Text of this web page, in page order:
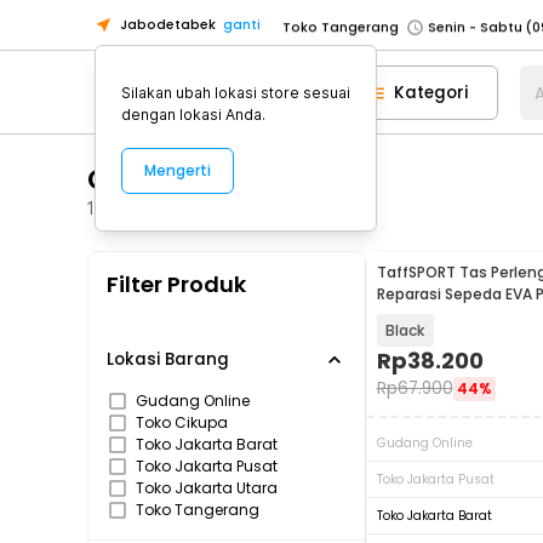
Jabodetabek ganti Toko Tangerang
Pick n Go Jakarta Barat
Senin -
Pick n Go Bekasi
Senin - Jumat
Toko Jakarta Utara
Toko Cikupa
Pick n Go Jakarta Barat
Senin -
Senin - Jumat
Senin - Jumat
Kategori
GIYO
1
Filter Produk
Lokasi Barang
Gudang Online
Toko Cikupa
Toko Jakarta Barat
Toko Jakarta Pusat
Toko Jakarta Utara
Toko Tangerang
TaffSPORT Tas
Reparasi Sepeda EVA
Black
Rp38.200
Rp67.900 44%
Gudang Online
Toko Jakarta Pusat
Toko Jakarta Barat
Silakan ubah lokasi store sesuai
dengan lokasi Anda.
Mengerti